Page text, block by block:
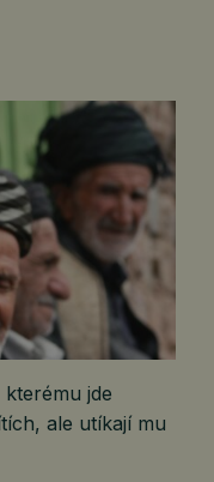
jde
ale utíkají mu